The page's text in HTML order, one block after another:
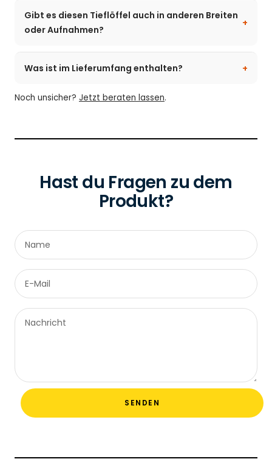
Gibt es diesen Tieflöffel auch in anderen Breiten
oder Aufnahmen?
Was ist im Lieferumfang enthalten?
Noch unsicher? Jetzt beraten lassen.
Hast du Fragen zu dem
Produkt?
Name
E-Mail
Nachricht
SENDEN